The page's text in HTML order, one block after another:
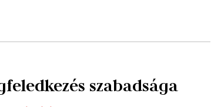
szabadsága